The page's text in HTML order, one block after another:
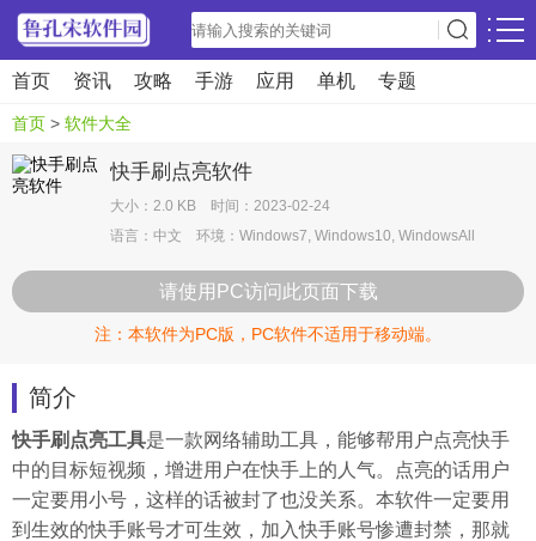
首页 资讯 攻略 手游 应用 单机 专题
首页 > 软件大全
快手刷点亮软件
大小：2.0 KB 时间：2023-02-24
语言：中文 环境：Windows7, Windows10, WindowsAll
请使用PC访问此页面下载
注：本软件为PC版，PC软件不适用于移动端。
简介
快手刷点亮工具是一款网络辅助工具，能够帮用户点亮快手
中的目标短视频，增进用户在快手上的人气。点亮的话用户
一定要用小号，这样的话被封了也没关系。本软件一定要用
到生效的快手账号才可生效，加入快手账号惨遭封禁，那就